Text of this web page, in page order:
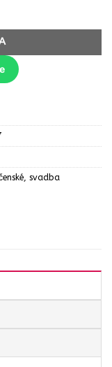
kabelka zdobená
, svadba